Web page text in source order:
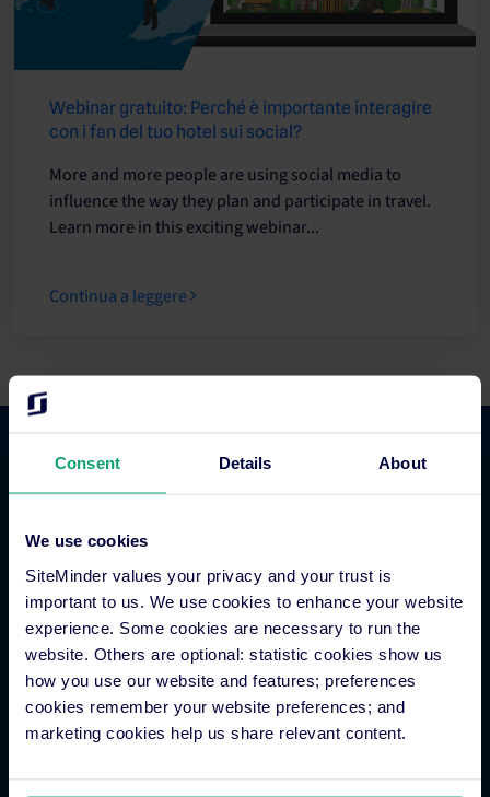
Consent Details About
We use cookies
SiteMinder values your privacy and your trust is
important to us. We use cookies to enhance your website
experience. Some cookies are necessary to run the
website. Others are optional: statistic cookies show us
how you use our website and features; preferences
cookies remember your website preferences; and
marketing cookies help us share relevant content.
Webinar gratuito: Perché è importante interagire
con i fan del tuo hotel sui social?
More and more people are using social media to
influence the way they plan and participate in travel.
Learn more in this exciting webinar...
Continua a leggere
Commercio alberghiero
Channel manager per hotel
Motore di prenotazione
Strumento per siti web
Business intelligence per hotel
Metaricerca per hotel
Elaborazione dei pagamenti in hotel
Interazioni con gli ospiti